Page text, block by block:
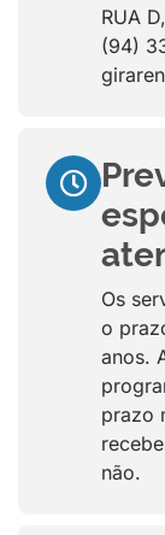
RUA
(94)
Os
o
anos.
prazo
não.